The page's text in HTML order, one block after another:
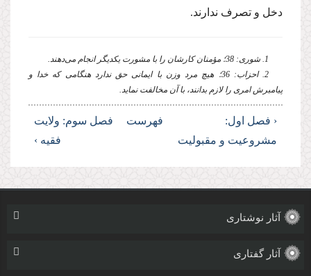
دخل و تصرف ندارند.
1. شورى: 38؛ مؤمنان كارشان را با مشورت یكدیگر انجام مى‌دهند.
2. احزاب: 36؛ هیچ مرد وزن با ایمانى حق ندارد هنگامى كه خدا و
پیامبرش امرى را لازم بدانند، با آن مخالفت نماید.
‹ فصل اول:
مشروعیت و مقبولیت
فهرست
فصل سوم: ولایت
فقیه ›
آثار نوشتاری
آثار گفتاری